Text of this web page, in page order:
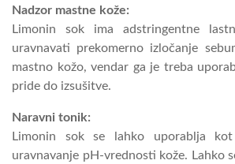
Nadzor mastne kože:
Limonin sok ima adstringentne
uravnavati prekomerno izločanje
mastno kožo, vendar ga je treba
pride do izsušitve.
Naravni tonik:
Limonin sok se lahko uporablja
uravnavanje pH-vrednosti kože. Lahko